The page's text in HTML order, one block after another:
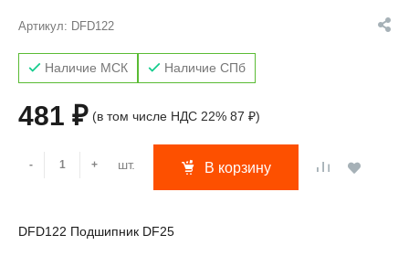
Артикул: DFD122
Наличие МСК Наличие СПб
481 ₽ (в том числе НДС 22% 87 ₽)
- + шт. В корзину
DFD122 Подшипник DF25